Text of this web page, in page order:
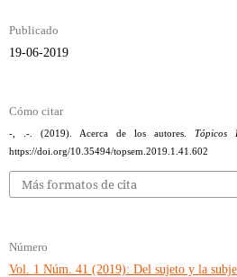
Publicado
19-06-2019
Cómo citar
-, .-. (2019). Acerca de los autores.Tópicos
https://doi.org/10.35494/topsem.2019.1.41.602
Más formatos de cita
Número
Vol. 1 Núm. 41 (2019): Del sujeto y la